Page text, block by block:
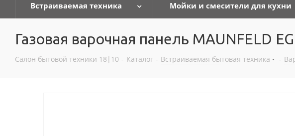
Встраиваемая техника Мойки и смесители для кухни
Газовая варочная панель MAUNFELD
Салон бытовой техники 18|10 - Каталог - Встраиваемая бытовая техника -